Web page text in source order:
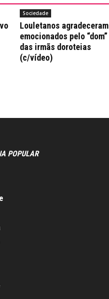
Sociedade
Louletanos agradeceram
emocionados pelo “dom”
das irmãs doroteias
(c/vídeo)
POPULAR